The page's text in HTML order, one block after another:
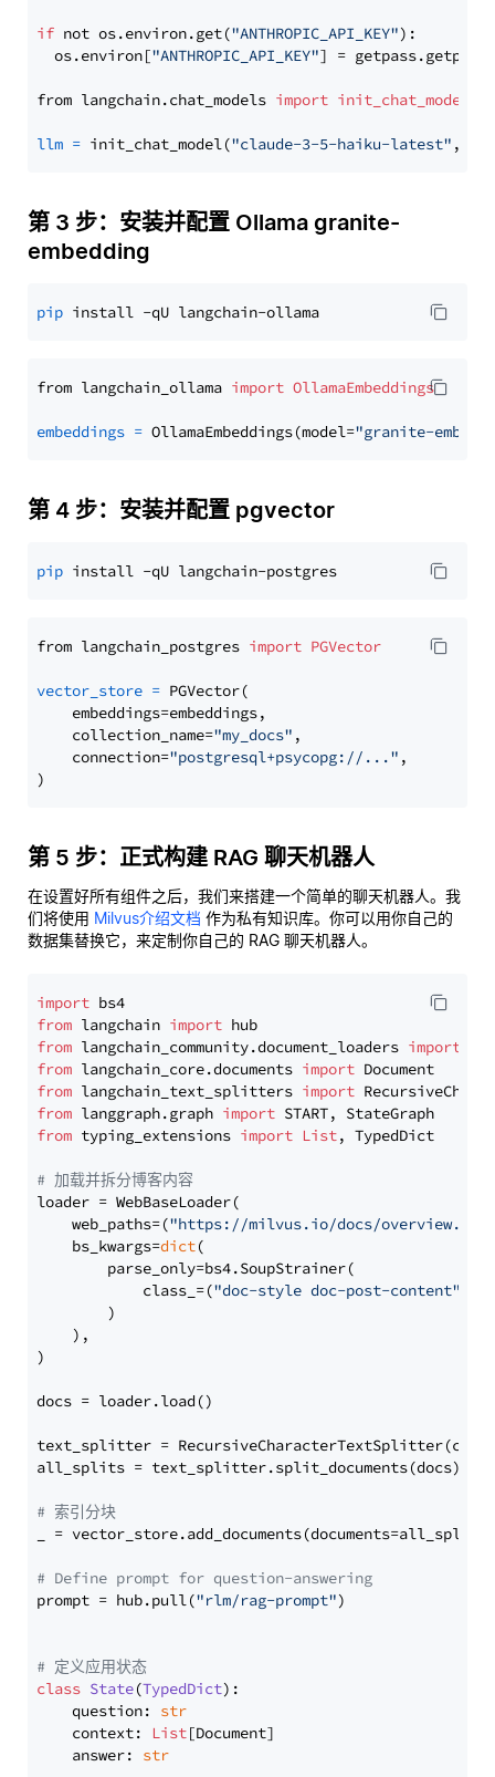
if not os.environ.get("ANTHROPIC_API_KEY"):
  os.environ[
"ANTHROPIC_API_KEY"] = getpass.getpass(
from langchain.chat_models import init_chat_model
llm = init_chat_model("claude-3-5-haiku-latest" ,
第 3 步：安装并配置 Ollama granite-
embedding
pip
from langchain_ollama import OllamaEmbeddings
embeddings = OllamaEmbeddings(model="granite-
第 4 步：安装并配置 pgvector
pip
from langchain_postgres import PGVector
vector_store = PGVector(
    embeddings=embeddings,
    collection_name=
"my_docs" ,
    connection=
"postgresql+psycopg://..." ,
第 5 步：正式构建 RAG 聊天机器人
在设置好所有组件之后，我们来搭建一个简单的聊天机器人。我
们将使用 Milvus介绍文档 作为私有知识库。你可以用你自己的
数据集替换它，来定制你自己的 RAG 聊天机器人。
import
from langchain import
from langchain_community.document_loaders import
from langchain_core.documents import
from langchain_text_splitters import
from langgraph.graph import
from typing_extensions import List, TypedDict
# 加载并拆分博客内容
loader = WebBaseLoader(
    web_paths=(
"https://milvus.io/docs/overview.md"
    bs_kwargs=
dict(
        parse_only=bs4.SoupStrainer(
            class_=(
"doc-style doc-post-content"
        )
    ),
)
docs = loader.load()
text_splitter =
all_splits = text_splitter.split_documents(docs)
# 索引分块
_ = vector_store.add_documents(documents=all_splits)
# Define prompt for question-answering
prompt = hub.pull("rlm/rag-prompt")
# 定义应用状态
class State(TypedDict):
    question:
str
    context:
List[Document]
    answer:
str